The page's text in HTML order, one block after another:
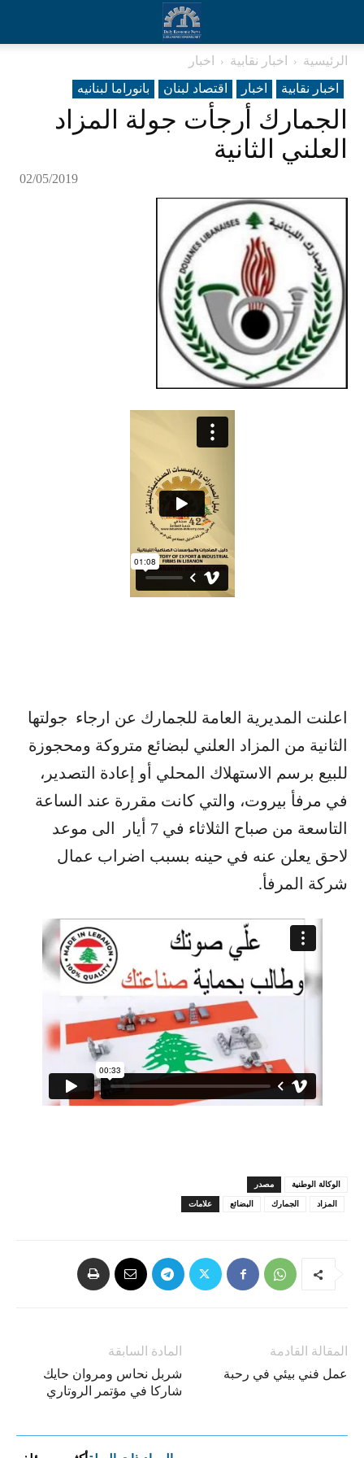
الرئيسية اخبار نقابية
اخبار
اخبار نقابية
اخبار اقتصاد لبنان بانوراما لبنانیه
الجمارك أرجأت جولة المزاد
العلني الثانية
02/05/2019
اعلنت المديرية العامة للجمارك عن ارجاء جولتها
الثانية من المزاد العلني لبضائع متروكة ومحجوزة
للبيع برسم الاستهلاك المحلي أو إعادة التصدير،
في مرفأ بيروت، والتي كانت مقررة عند الساعة
التاسعة من صباح الثلاثاء في 7 أيار الى موعد
لاحق يعلن عنه في حينه بسبب اضراب عمال
شركة المرفأ.
مصدر الوكالة الوطنية
علامات البضائع الجمارك المزاد
المادة السابقة
شربل نحاس ومروان حايك
شاركا في مؤتمر الروتاري
المقالة القادمة
عمل فني بيئي في رحبة